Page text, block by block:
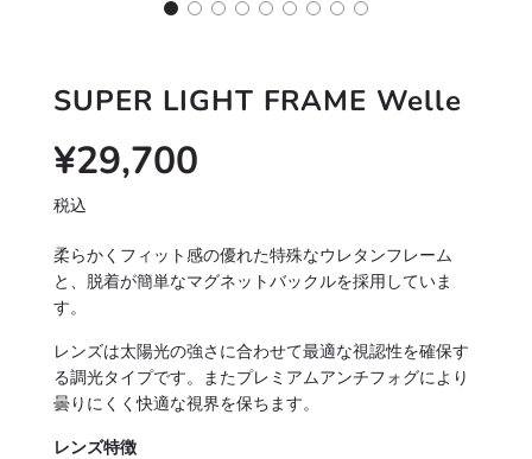
SUPER LIGHT FRAME Welle
Sale
Regular
price
¥29,700
税込
柔らかくフィット感の優れた特殊なウレタンフレーム
と、脱着が簡単なマグネットバックルを採用していま
す。
レンズは太陽光の強さに合わせて最適な視認性を確保す
る調光タイプです。またプレミアムアンチフォグにより
曇りにくく快適な視界を保ちます。
レンズ特徴